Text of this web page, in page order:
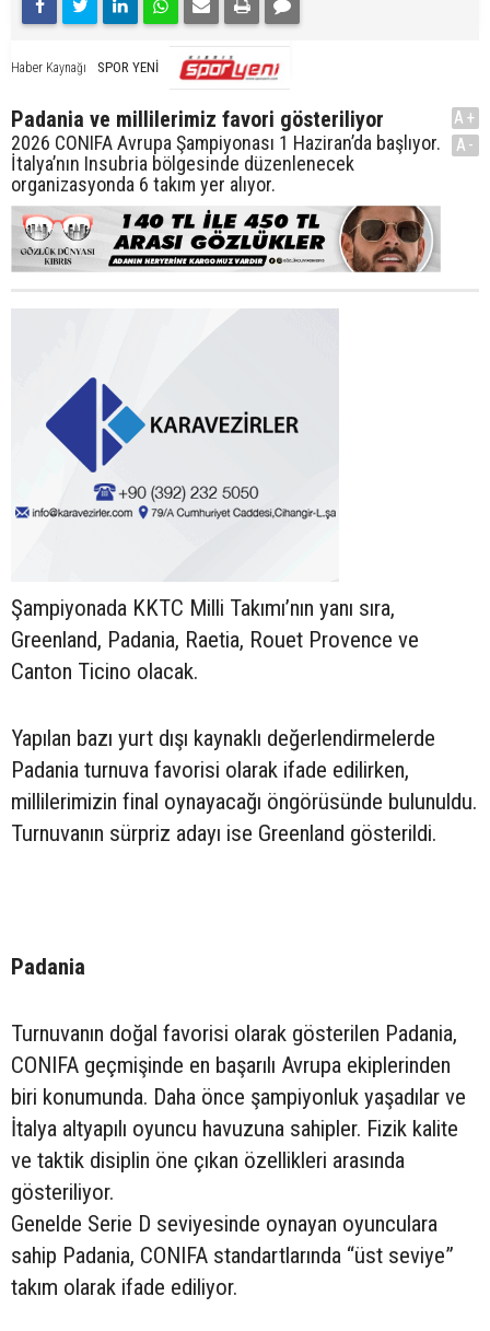
Haber Kaynağı SPOR YENİ
Padania ve millilerimiz favori gösteriliyor
2026 CONIFA Avrupa Şampiyonası 1 Haziran’da başlıyor.
İtalya’nın Insubria bölgesinde düzenlenecek
organizasyonda 6 takım yer alıyor.
A+
A-
Şampiyonada KKTC Milli Takımı’nın yanı sıra,
Greenland, Padania, Raetia, Rouet Provence ve
Canton Ticino olacak.
Yapılan bazı yurt dışı kaynaklı değerlendirmelerde
Padania turnuva favorisi olarak ifade edilirken,
millilerimizin final oynayacağı öngörüsünde bulunuldu.
Turnuvanın sürpriz adayı ise Greenland gösterildi.
Padania
Turnuvanın doğal favorisi olarak gösterilen Padania,
CONIFA geçmişinde en başarılı Avrupa ekiplerinden
biri konumunda. Daha önce şampiyonluk yaşadılar ve
İtalya altyapılı oyuncu havuzuna sahipler. Fizik kalite
ve taktik disiplin öne çıkan özellikleri arasında
gösteriliyor.
Genelde Serie D seviyesinde oynayan oyunculara
sahip Padania, CONIFA standartlarında “üst seviye”
takım olarak ifade ediliyor.